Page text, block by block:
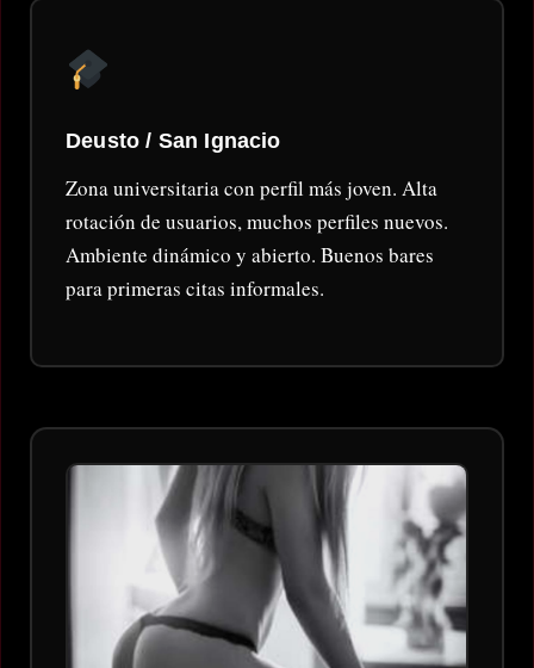
Deusto / San Ignacio
Zona universitaria con perfil más joven. Alta
rotación de usuarios, muchos perfiles nuevos.
Ambiente dinámico y abierto. Buenos bares
para primeras citas informales.